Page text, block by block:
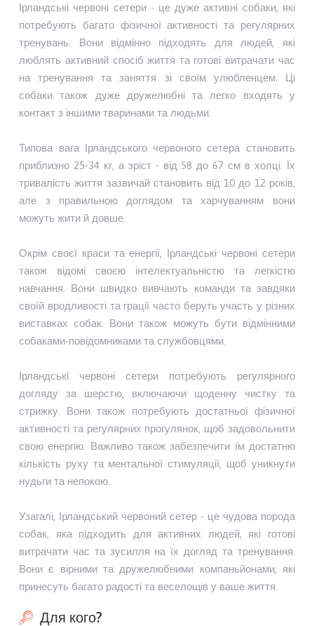
Ірландські червоні сетери - це дуже активні собаки, які
потребують багато фізичної активності та регулярних
тренувань. Вони відмінно підходять для людей, які
люблять активний спосіб життя та готові витрачати час
на тренування та заняття зі своїм улюбленцем. Ці
собаки також дуже дружелюбні та легко входять у
контакт з іншими тваринами та людьми.
Типова вага Ірландського червоного сетера становить
приблизно 25-34 кг, а зріст - від 58 до 67 см в холці. Їх
тривалість життя зазвичай становить від 10 до 12 років,
але з правильною доглядом та харчуванням вони
можуть жити й довше.
Окрім своєї краси та енергії, Ірландські червоні сетери
також відомі своєю інтелектуальністю та легкістю
навчання. Вони швидко вивчають команди та завдяки
своїй вродливості та грації часто беруть участь у різних
виставках собак. Вони також можуть бути відмінними
собаками-повідомниками та службовцями.
Ірландські червоні сетери потребують регулярного
догляду за шерстю, включаючи щоденну чистку та
стрижку. Вони також потребують достатньої фізичної
активності та регулярних прогулянок, щоб задовольнити
свою енергію. Важливо також забезпечити їм достатню
кількість руху та ментальної стимуляції, щоб уникнути
нудьги та непокою.
Узагалі, Ірландський червоний сетер - це чудова порода
собак, яка підходить для активних людей, які готові
витрачати час та зусилля на їх догляд та тренування.
Вони є вірними та дружелюбними компаньйонами, які
принесуть багато радості та веселощів у ваше життя.
Для кого?